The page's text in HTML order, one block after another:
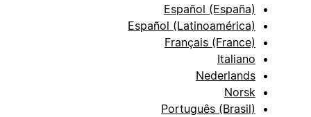
Español (España)
Español (Latinoamérica)
Français (France)
Italiano
Nederlands
Norsk
Português (Brasil)